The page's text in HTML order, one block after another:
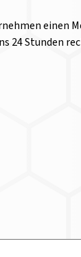
einen
24 Stunden